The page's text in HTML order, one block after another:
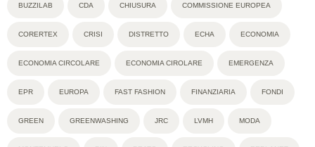
BUZZILAB CDA CHIUSURA COMMISSIONE EUROPEA
CORERTEX CRISI DISTRETTO ECHA ECONOMIA
ECONOMIA CIRCOLARE ECONOMIA CIROLARE EMERGENZA
EPR EUROPA FAST FASHION FINANZIARIA FONDI
GREEN GREENWASHING JRC LVMH MODA